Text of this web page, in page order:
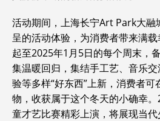
活动期间，上海长宁Art Park大融
呈的活动体验，为消费者带来满
起至2025年1月5日的每个周末，
集温暖回归，集结手工艺、音乐
验等多样“好东西”上新，消费者
物，收获属于这个冬天的小确幸
童才艺比赛精彩上演，将展现当代